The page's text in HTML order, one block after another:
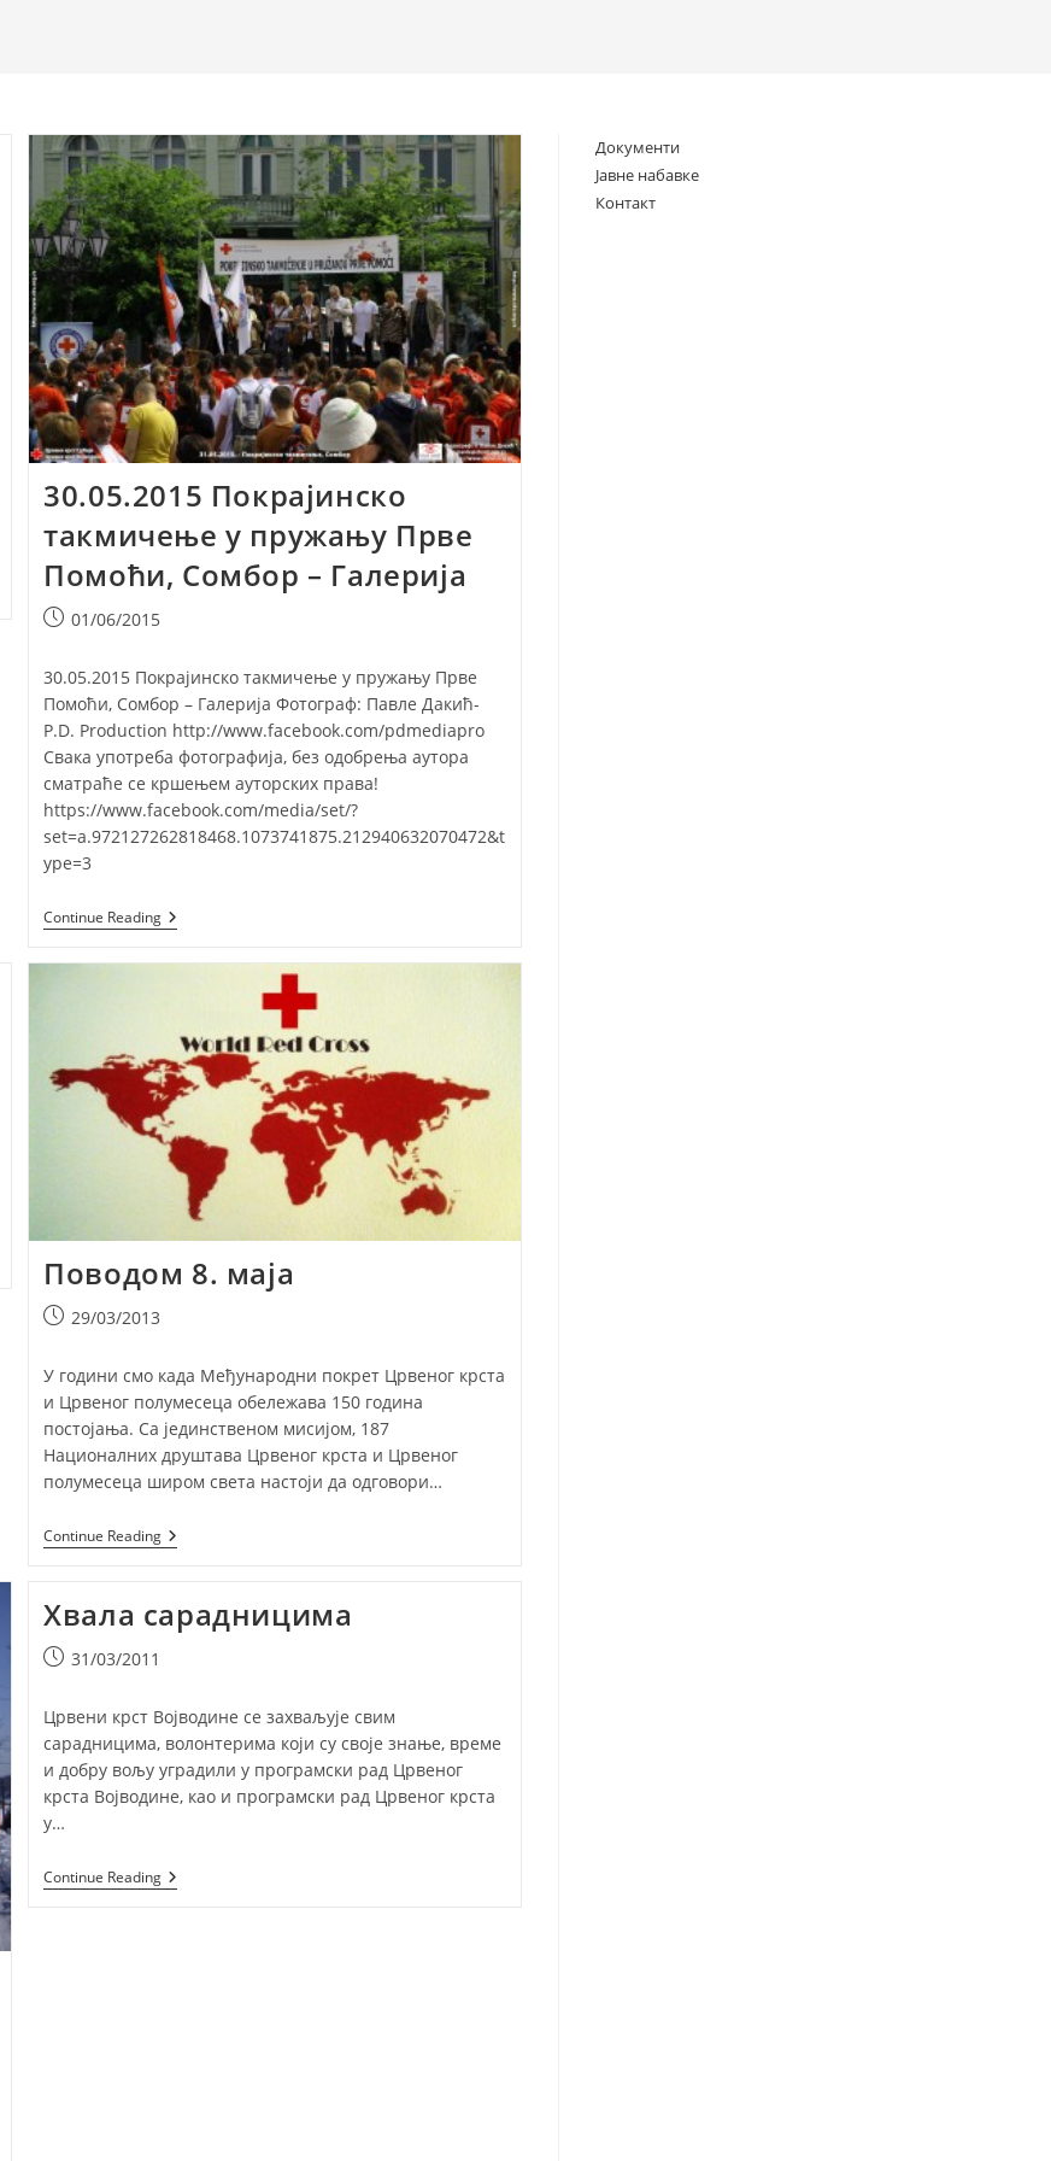
30.05.2015 Покрајинско
такмичење у пружању Прве
Помоћи, Сомбор – Галерија
Post01/06/2015
30.05.2015 Покрајинско такмичење у пружању Прве
Помоћи, Сомбор – Галерија Фотограф: Павле Дакић-
P.D. Production http://www.facebook.com/pdmediapro
Свака употреба фотографија, без одобрења аутора
сматраће се кршењем ауторских права!
https://www.facebook.com/media/set/?
set=a.972127262818468.1073741875.212940632070472&t
ype=3
Continue Reading30.05.2015
Покрајинско
Помоћи,
Сомбор
–
Галерија
Поводом 8. маја
Post29/03/2013
У години смо када Међународни покрет Црвеног крста
и Црвеног полумесеца обележава 150 година
постојања. Са јединственом мисијом, 187
Националних друштава Црвеног крста и Црвеног
полумесеца широм света настоји да одговори…
Continue ReadingПоводом
8.
Хвала сарадницима
Post31/03/2011
Црвени крст Војводине се захваљује свим
сарадницима, волонтерима који су своје знање, време
и добру вољу уградили у програмски рад Црвеног
крста Војводине, као и програмски рад Црвеног крста
у…
Continue ReadingХвала
Сарадницима
Документи
Јавне набавке
Контакт